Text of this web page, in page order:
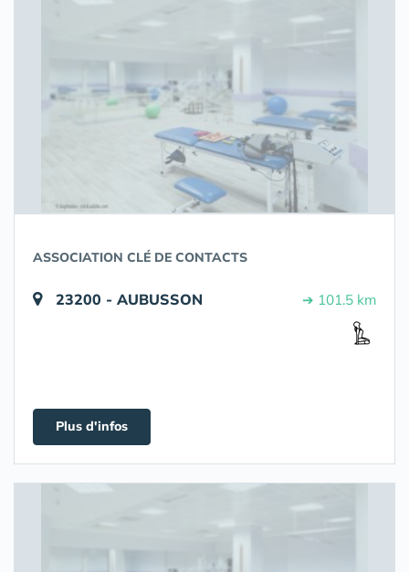
ASSOCIATION CLÉ DE CONTACTS
23200 - AUBUSSON ➔ 101.5 km
Plus d'infos